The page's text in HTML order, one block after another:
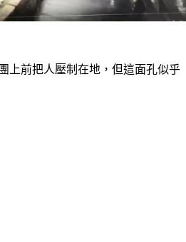
上前把人壓制在地，但這面孔似乎